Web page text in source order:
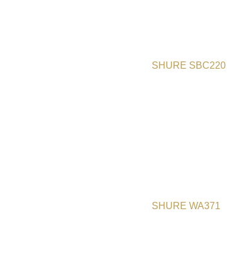
SHURE SBC220
SHURE WA371